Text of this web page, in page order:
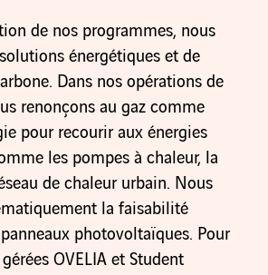
de nos programmes, nous
énergétiques et de
Dans nos opérations de
renonçons au gaz comme
pour recourir aux énergies
les pompes à chaleur, la
de chaleur urbain. Nous
la faisabilité
photovoltaïques. Pour
OVELIA et Student